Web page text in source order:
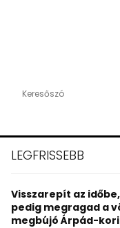
h
o
r
:
LEGFRISSEBB
Visszarepít az
pedig megragad a
megbújó Árpád-